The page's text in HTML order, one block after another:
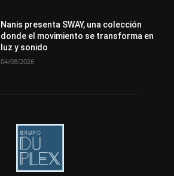
Nanis presenta SWAY, una colección
donde el movimiento se transforma en
luz y sonido
04/08/2026